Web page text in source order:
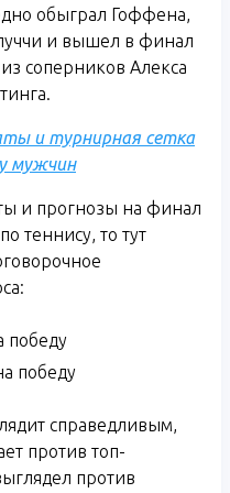
обыграл Гоффена,
и вышел в финал
соперников Алекса
и турнирная сетка
мужчин
и прогнозы на финал
теннису, то тут
победу
победу
справедливым,
против топ-
против